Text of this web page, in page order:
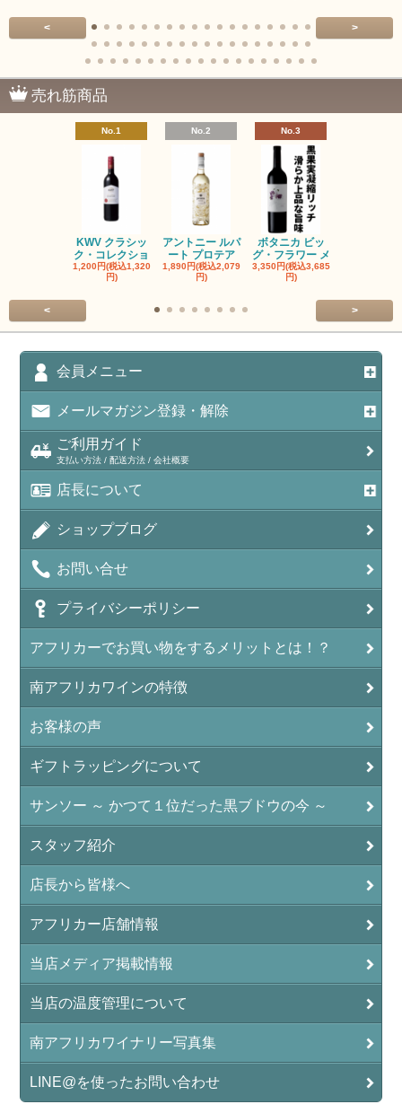
< >
売れ筋商品
No.1
KWV クラシッ
ク・コレクショ
1,200円(税込1,320
円)
No.2
アントニー ルパ
ート プロテア
1,890円(税込2,079
円)
No.3
ボタニカ ビッ
グ・フラワー メ
3,350円(税込3,685
円)
< >
会員メニュー
メールマガジン登録・解除
ご利用ガイド
支払い方法 / 配送方法 / 会社概要
店長について
ショップブログ
お問い合せ
プライバシーポリシー
アフリカーでお買い物をするメリットとは！？
南アフリカワインの特徴
お客様の声
ギフトラッピングについて
サンソー ～ かつて１位だった黒ブドウの今 ～
スタッフ紹介
店長から皆様へ
アフリカー店舗情報
当店メディア掲載情報
当店の温度管理について
南アフリカワイナリー写真集
LINE@を使ったお問い合わせ